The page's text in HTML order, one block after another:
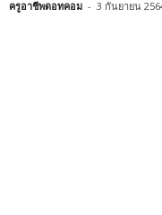
ครูอาชีพดอทคอม - 3 กันยายน